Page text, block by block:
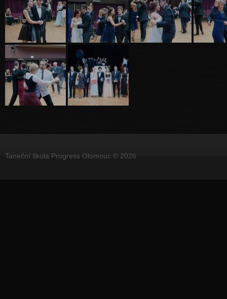
Taneční škola Progress Olomouc © 2026